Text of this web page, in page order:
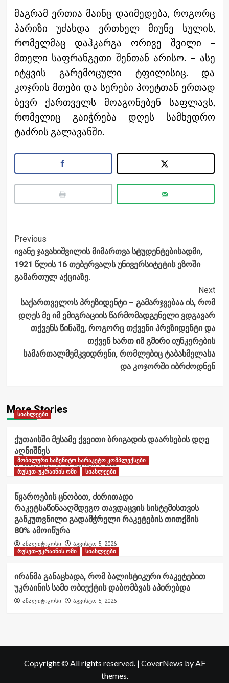
მაგრამ ერთია მაინც დაიმედება, როგორც
პარიზი უძახდა ერთხელ მიუნე სულის,
რომელმაც დაჰკარგა ორივე შვილი –
მთელი საფრანგეთი შენთან არისო. – ასე
იტყვის გარემოცული ტფილისიც. და
კოჯრის მთები და სერები პოეტთან ერთად
ბევრ ქართველს მოაგონებენ საფლავს,
რომელიც გაიჭრება დღეს სამხედრო
ტაძრის გალავანში.
Post
Navigation
Previous
ივანე ჯავახიშვილის მიმართვა სტუდენტებისადმი,
1921 წლის 16 თებერვალს უნივერსიტეტის ეზოში
გამართულ აქციაზე.
Next
​საქართველოს პრეზიდენტი – გამარჯვებაა ის, რომ
დღეს მე იმ ემიგრაციის წარმომადგენელი ვდგავარ
თქვენს წინაშე, როგორც თქვენი პრეზიდენტი და
თქვენ ხართ იმ გმირი იუნკერების
სამართალმემკვიდრენი, რომლებიც ტაბახმელასა
და კოჯორში იბრძოდნენ
More Stories
სიახლეები
ქუთაისში მესამე ქვეითი ბრიგადის დაარსების დღე
აღნიშნეს
ანალიტიკოსი აგვისტო 6, 2026
მობილური საზენიტო სარაკეტო კომპლექსები
რუსეთ-უკრაინის ომი
სიახლეები
წყაროების ცნობით, ძირითადი
რაკეტსაწინააღმდეგო თავდაცვის სისტემისთვის
განკუთვნილი გადამჭრელი რაკეტების თითქმის
80% ამოიწურა
ანალიტიკოსი
აგვისტო 5, 2026
რუსეთ-უკრაინის ომი
სიახლეები
ირანმა განაცხადა, რომ ბალისტიკური რაკეტებით
უკრაინის სამი ობიექტის დაბომბვას აპირებდა
ანალიტიკოსი აგვისტო 5, 2026
Copyright © All rights reserved. | CoverNews by AF
themes.